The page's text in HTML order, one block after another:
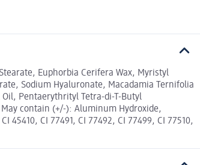
Euphorbia Cerifera Wax, Myristyl
Sodium Hyaluronate, Macadamia Ternifolia
Oil, Pentaerythrityl Tetra-di-T-Butyl
contain (+/-): Aluminum Hydroxide,
CI 77491, CI 77492, CI 77499, CI 77510,